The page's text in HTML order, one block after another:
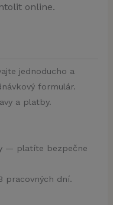
online.
jednoducho a
formulár.
a platby.
— platíte bezpečne
pracovných dní.